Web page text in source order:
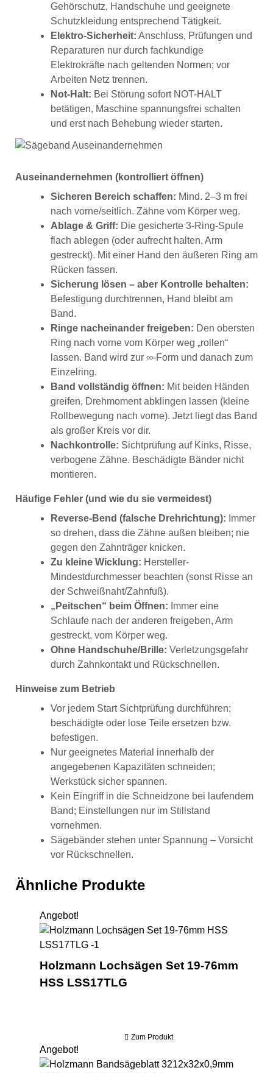
Gehörschutz, Handschuhe und geeignete
Schutzkleidung entsprechend Tätigkeit.
Elektro-Sicherheit: Anschluss, Prüfungen und
Reparaturen nur durch fachkundige
Elektrokräfte nach geltenden Normen; vor
Arbeiten Netz trennen.
Not-Halt: Bei Störung sofort NOT-HALT
betätigen, Maschine spannungsfrei schalten
und erst nach Behebung wieder starten.
Auseinandernehmen (kontrolliert öffnen)
Sicheren Bereich schaffen: Mind. 2–3 m frei
nach vorne/seitlich. Zähne vom Körper weg.
Ablage & Griff: Die gesicherte 3-Ring-Spule
flach ablegen (oder aufrecht halten, Arm
gestreckt). Mit einer Hand den äußeren Ring am
Rücken fassen.
Sicherung lösen – aber Kontrolle behalten:
Befestigung durchtrennen, Hand bleibt am
Band.
Ringe nacheinander freigeben: Den obersten
Ring nach vorne vom Körper weg „rollen“
lassen. Band wird zur ∞-Form und danach zum
Einzelring.
Band vollständig öffnen: Mit beiden Händen
greifen, Drehmoment abklingen lassen (kleine
Rollbewegung nach vorne). Jetzt liegt das Band
als großer Kreis vor dir.
Nachkontrolle: Sichtprüfung auf Kinks, Risse,
verbogene Zähne. Beschädigte Bänder nicht
montieren.
Häufige Fehler (und wie du sie vermeidest)
Reverse-Bend (falsche Drehrichtung): Immer
so drehen, dass die Zähne außen bleiben; nie
gegen den Zahnträger knicken.
Zu kleine Wicklung: Hersteller-
Mindestdurchmesser beachten (sonst Risse an
der Schweißnaht/Zahnfuß).
„Peitschen“ beim Öffnen: Immer eine
Schlaufe nach der anderen freigeben, Arm
gestreckt, vom Körper weg.
Ohne Handschuhe/Brille: Verletzungsgefahr
durch Zahnkontakt und Rückschnellen.
Hinweise zum Betrieb
Vor jedem Start Sichtprüfung durchführen;
beschädigte oder lose Teile ersetzen bzw.
befestigen.
Nur geeignetes Material innerhalb der
angegebenen Kapazitäten schneiden;
Werkstück sicher spannen.
Kein Eingriff in die Schneidzone bei laufendem
Band; Einstellungen nur im Stillstand
vornehmen.
Sägebänder stehen unter Spannung – Vorsicht
vor Rückschnellen.
Ähnliche Produkte
Angebot!
Holzmann Lochsägen Set 19-76mm
HSS LSS17TLG
Zum Produkt
Angebot!